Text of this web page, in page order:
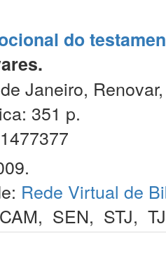
do
Janeiro,
351 p.
Rede Virtual de
CAM, SEN, STJ,